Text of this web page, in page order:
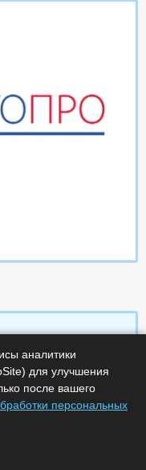
аналитики
для улучшения
после вашего
персональных